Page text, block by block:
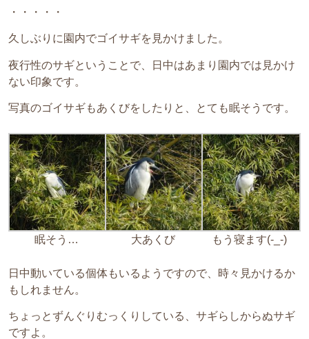
・・・・・
久しぶりに園内でゴイサギを見かけました。
夜行性のサギということで、日中はあまり園内では見かけ
ない印象です。
写真のゴイサギもあくびをしたりと、とても眠そうです。
眠そう… 大あくび もう寝ます(-_-)
日中動いている個体もいるようですので、時々見かけるか
もしれません。
ちょっとずんぐりむっくりしている、サギらしからぬサギ
ですよ。